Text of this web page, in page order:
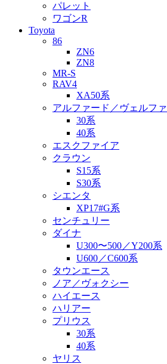
パレット
ワゴンR
Toyota
86
ZN6
ZN8
MR-S
RAV4
XA50系
アルファード／ヴェルフ
30系
40系
エスクファイア
クラウン
S15系
S30系
シエンタ
XP17#G系
センチュリー
ダイナ
U300〜500／Y200系
U600／C600系
タウンエース
ノア／ヴォクシー
ハイエース
ハリアー
プリウス
30系
40系
ヤリス